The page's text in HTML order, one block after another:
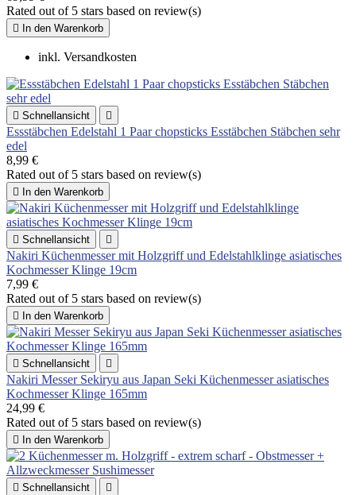
Rated out of 5 stars based on review(s)
 In den Warenkorb
inkl. Versandkosten
 Schnellansicht 
Essstäbchen Edelstahl 1 Paar chopsticks Esstäbchen Stäbchen sehr
edel
8,99 €
Rated out of 5 stars based on review(s)
 In den Warenkorb
 Schnellansicht 
Nakiri Küchenmesser mit Holzgriff und Edelstahlklinge asiatisches
Kochmesser Klinge 19cm
7,99 €
Rated out of 5 stars based on review(s)
 In den Warenkorb
 Schnellansicht 
Nakiri Messer Sekiryu aus Japan Seki Küchenmesser asiatisches
Kochmesser Klinge 165mm
24,99 €
Rated out of 5 stars based on review(s)
 In den Warenkorb
 Schnellansicht 